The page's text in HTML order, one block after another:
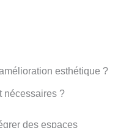
esthétique ?
nécessaires ?
des espaces